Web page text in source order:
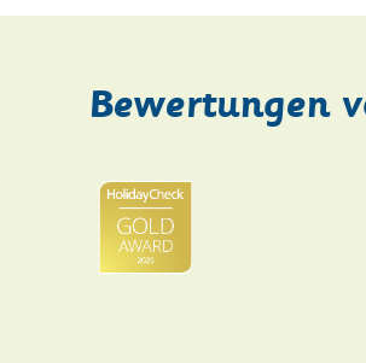
Bewertungen